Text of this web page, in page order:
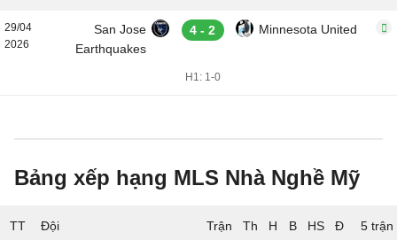
29/04
2026
San Jose
Earthquakes
4 - 2 Minnesota United
H1: 1-0
Bảng xếp hạng MLS Nhà Nghề Mỹ
TT Đội 5 trận